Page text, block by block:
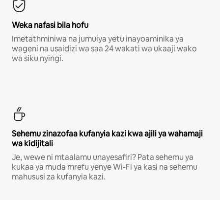
Weka nafasi bila hofu
Imetathminiwa na jumuiya yetu inayoaminika ya
wageni na usaidizi wa saa 24 wakati wa ukaaji wako
wa siku nyingi.
Sehemu zinazofaa kufanyia kazi kwa ajili ya wahamaji
wa kidijitali
Je, wewe ni mtaalamu unayesafiri? Pata sehemu ya
kukaa ya muda mrefu yenye Wi-Fi ya kasi na sehemu
mahususi za kufanyia kazi.